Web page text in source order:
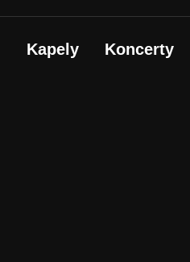
Kapely Koncerty